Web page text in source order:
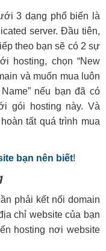
3 dạng phổ biến là
server. Đầu tiên,
theo bạn sẽ có 2 sự
hosting, chọn “New
và muốn mua luôn
nếu bạn đã có
gói hosting này. Và
tất quá trình mua
bạn nên biết!
phải kết nối domain
chỉ website của bạn
hosting nơi website